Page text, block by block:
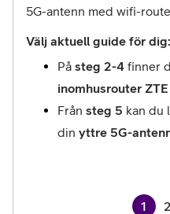
5G-antenn med wifi-
Välj aktuell guide för dig:
På steg 2-4
inomhusrouter
Från steg 5 kan du
din yttre 5G-
1 2